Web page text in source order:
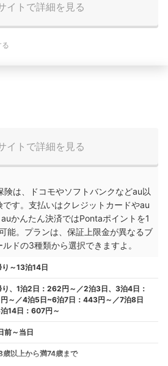
イトで詳細を見る
イトで詳細を見る
は、ドコモやソフトバンクなどau以
す。支払いはクレジットカードやau
かんたん決済ではPontaポイントを1
能。プランは、保証上限金が異なるブ
ドの3種類から選択できますよ。
り～13泊14日
り、1泊2日：262円～／2泊3日、3泊4日：
～／4泊5日~6泊7日：443円～／7泊8日
14日：607円～
前～当日
歳以上から満74歳まで